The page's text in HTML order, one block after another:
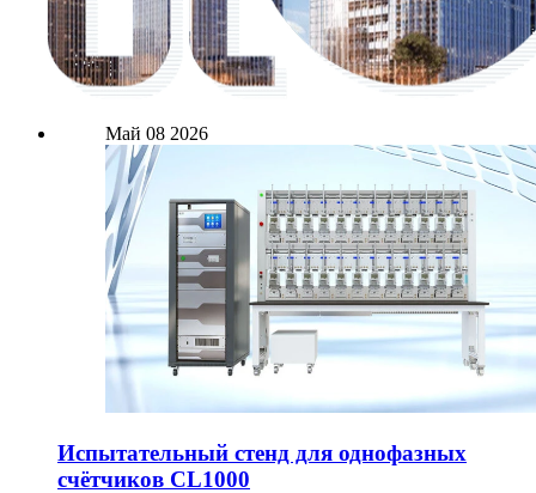
Май 08 2026
Испытательный стенд для однофазных
счётчиков CL1000